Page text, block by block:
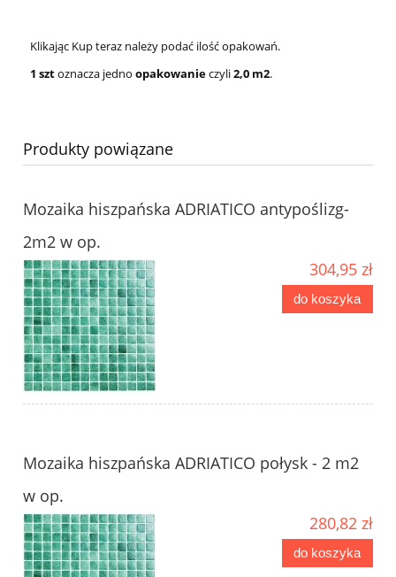
Klikając Kup teraz należy podać ilość opakowań.
1 sztoznacza jedno opakowanieczyli2,0 m2.
Produkty powiązane
Mozaika hiszpańska ADRIATICO antypoślizg-
2m2 w op.
304,95 zł
do koszyka
Mozaika hiszpańska ADRIATICO połysk - 2 m2
w op.
280,82 zł
do koszyka